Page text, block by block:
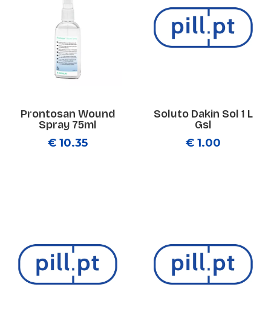
Prontosan Wound
Spray 75ml
€ 10.35
Soluto Dakin Sol 1 L
Gsl
€ 1.00